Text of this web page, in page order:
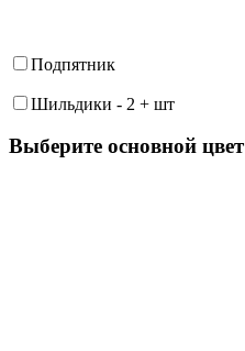
Подпятник
Шильдики - 2 + шт
Выберите oсновной цвет